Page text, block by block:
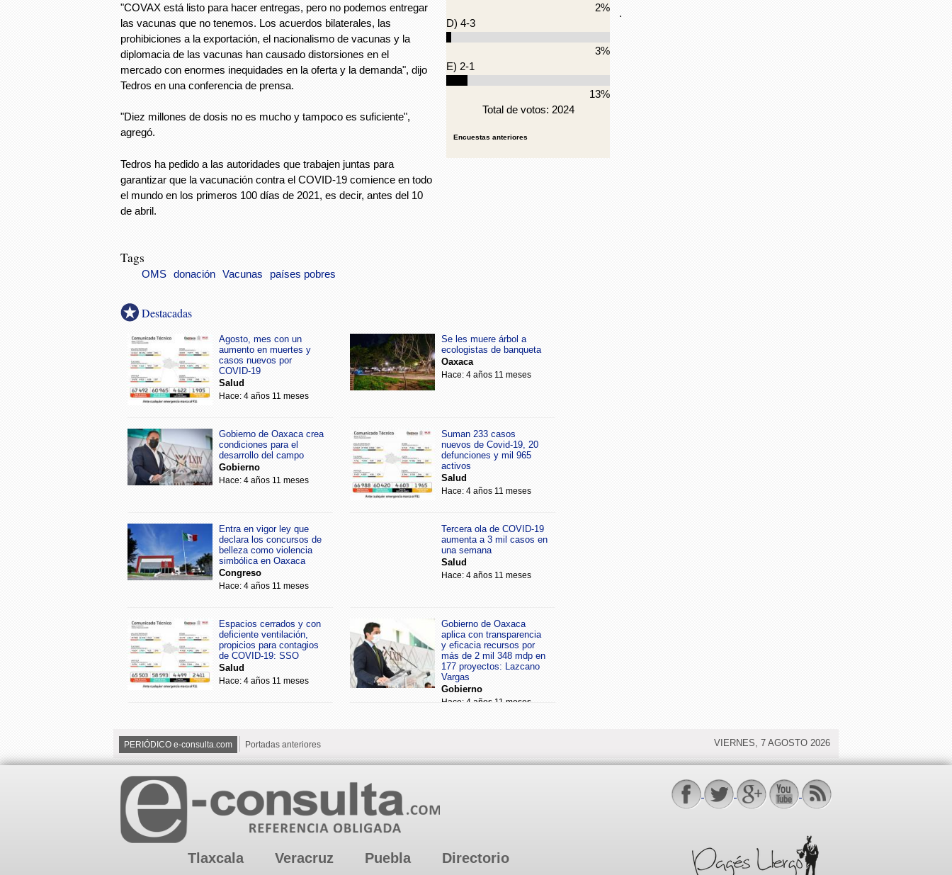
"COVAX está listo para hacer entregas, pero no podemos entregar
las vacunas que no tenemos. Los acuerdos bilaterales, las
prohibiciones a la exportación, el nacionalismo de vacunas y la
diplomacia de las vacunas han causado distorsiones en el
mercado con enormes inequidades en la oferta y la demanda", dijo
Tedros en una conferencia de prensa.
"Diez millones de dosis no es mucho y tampoco es suficiente",
agregó.
Tedros ha pedido a las autoridades que trabajen juntas para
garantizar que la vacunación contra el COVID-19 comience en todo
el mundo en los primeros 100 días de 2021, es decir, antes del 10
de abril.
2%
D) 4-3
3%
E) 2-1
13%
Total de votos: 2024
Encuestas anteriores
Tags
OMS donación Vacunas países pobres
Destacadas
Agosto, mes con un
aumento en muertes y
casos nuevos por
COVID-19
Salud
Hace: 4 años 11 meses
Se les muere árbol a
ecologistas de banqueta
Oaxaca
Hace: 4 años 11 meses
Gobierno de Oaxaca crea
condiciones para el
desarrollo del campo
Gobierno
Hace: 4 años 11 meses
Suman 233 casos
nuevos de Covid-19, 20
defunciones y mil 965
activos
Salud
Hace: 4 años 11 meses
Entra en vigor ley que
declara los concursos de
belleza como violencia
simbólica en Oaxaca
Congreso
Hace: 4 años 11 meses
Tercera ola de COVID-19
aumenta a 3 mil casos en
una semana
Salud
Hace: 4 años 11 meses
Espacios cerrados y con
deficiente ventilación,
propicios para contagios
de COVID-19: SSO
Salud
Hace: 4 años 11 meses
Gobierno de Oaxaca
aplica con transparencia
y eficacia recursos por
más de 2 mil 348 mdp en
177 proyectos: Lazcano
Vargas
Gobierno
Hace: 4 años 11 meses
.
PERIÓDICO e-consulta.com Portadas anteriores VIERNES, 7 AGOSTO 2026
Tlaxcala Veracruz Puebla Directorio